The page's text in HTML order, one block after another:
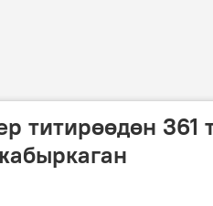
титирөөдөн 361